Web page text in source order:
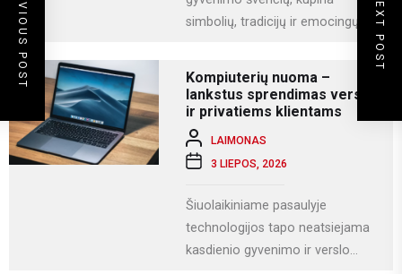
PREVIOUS POST NEXT POST
simbolių, tradicijų ir emocingų
vestuvių...
Kompiuterių nuoma –
lankstus sprendimas verslui
ir privatiems klientams
LAIMONAS
3 LIEPOS, 2026
Šiuolaikiniame pasaulyje
technologijos tapo neatsiejama
kasdienio gyvenimo ir verslo